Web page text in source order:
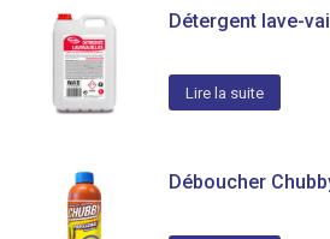
Détergent lave-
Lire la suite
Déboucher